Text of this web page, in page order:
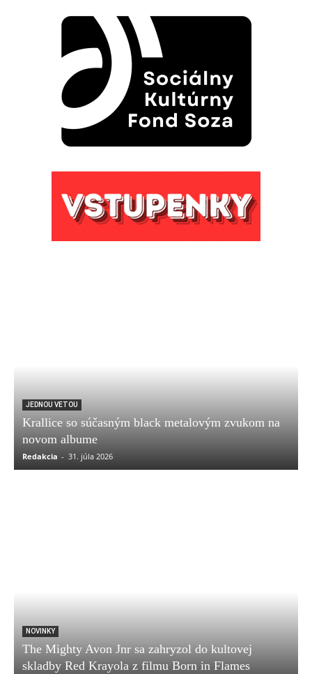
JEDNOU VETOU
Krallice so súčasným black metalovým zvukom na
novom albume
Redakcia - 31. júla 2026
NOVINKY
The Mighty Avon Jnr sa zahryzol do kultovej
skladby Red Krayola z filmu Born in Flames